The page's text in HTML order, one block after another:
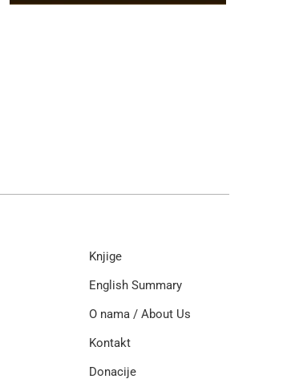
Knjige
English Summary
O nama / About Us
Kontakt
Donacije